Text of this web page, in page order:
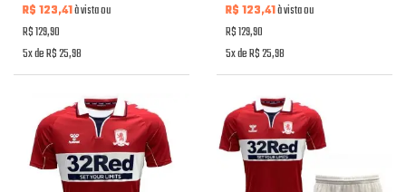
R$ 123,41à vista ou
R$ 129,90
5x de R$ 25,98
R$ 123,41à vista ou
R$ 129,90
5x de R$ 25,98